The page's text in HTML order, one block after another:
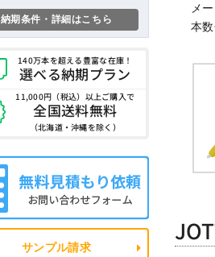
納期条件・詳細はこちら
140万本を超える豊富な在庫！
選べる納期プラン
11,000円（税込） 以上ご購入で
全国送料無料
（北海道・沖縄を除く）
サンプル請求
メ
本